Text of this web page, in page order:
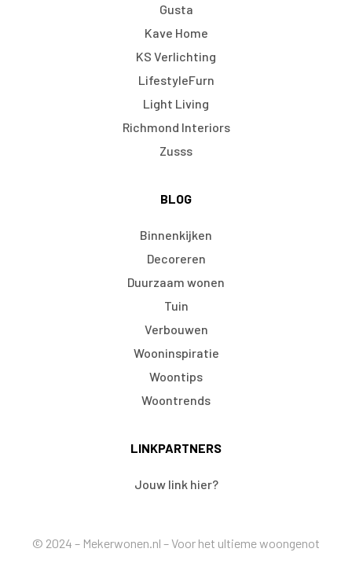
Gusta
Kave Home
KS Verlichting
LifestyleFurn
Light Living
Richmond Interiors
Zusss
BLOG
Binnenkijken
Decoreren
Duurzaam wonen
Tuin
Verbouwen
Wooninspiratie
Woontips
Woontrends
LINKPARTNERS
Jouw link hier?
© 2024 – Mekerwonen.nl – Voor het ultieme woongenot